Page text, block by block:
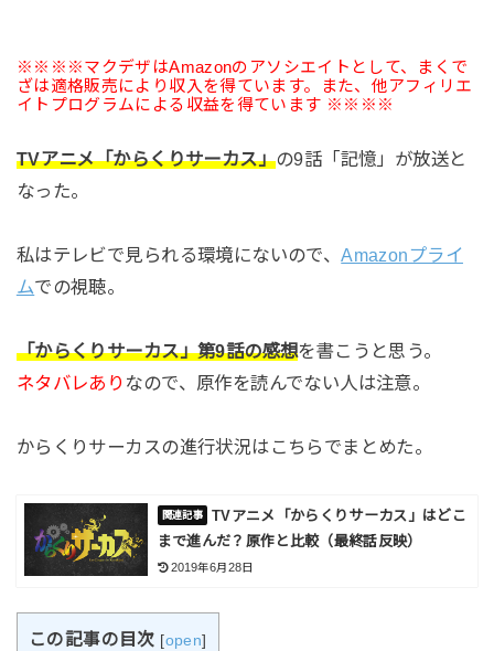
※※※※マクデザはAmazonのアソシエイトとして、まくで
ざは適格販売により収入を得ています。また、他アフィリエ
イトプログラムによる収益を得ています ※※※※
TVアニメ「からくりサーカス」の9話「記憶」が放送と
なった。
私はテレビで見られる環境にないので、Amazonプライ
ムでの視聴。
「からくりサーカス」第9話の感想を書こうと思う。
ネタバレあり なので、原作を読んでない人は注意。
からくりサーカスの進行状況はこちらでまとめた。
TVアニメ「からくりサーカス」はどこ
まで進んだ？原作と比較（最終話反映）
2019年6月28日
この記事の目次 [open]